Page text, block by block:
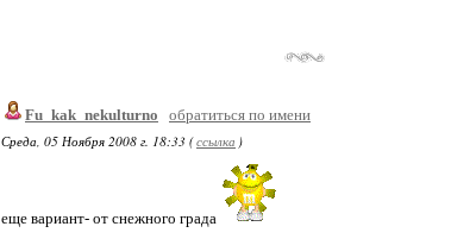
Fu_kak_nekulturno
обратиться по имени
Среда, 05 Ноября 2008 г. 18:33 (ссылка )
еще вариант- от снежного града